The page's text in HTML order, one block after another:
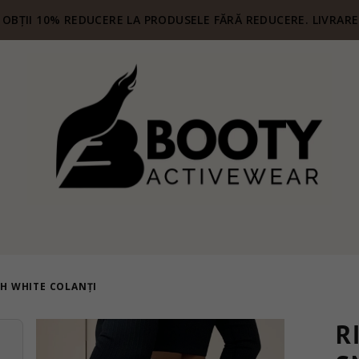
10% REDUCERE LA PRODUSELE FĂRĂ REDUCERE.
WHITE COLANȚI